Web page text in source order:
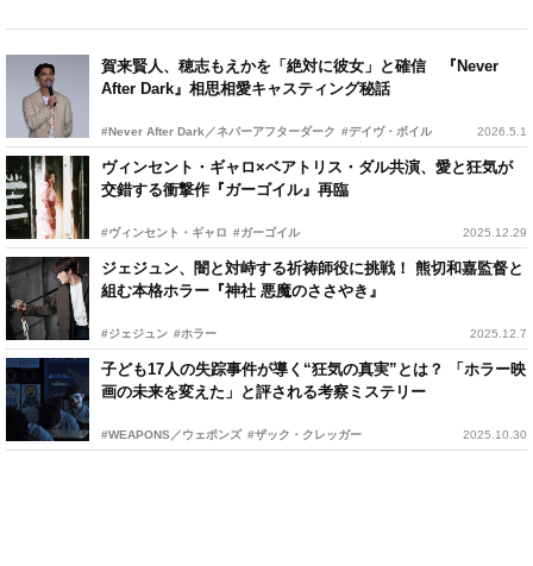
賀来賢人、穂志もえかを「絶対に彼女」と確信 『Never
After Dark』相思相愛キャスティング秘話
#Never After Dark／ネバーアフターダーク #デイヴ・ボイル 2026.5.1
ヴィンセント・ギャロ×ベアトリス・ダル共演、愛と狂気が
交錯する衝撃作『ガーゴイル』再臨
#ヴィンセント・ギャロ #ガーゴイル 2025.12.29
ジェジュン、闇と対峙する祈祷師役に挑戦！ 熊切和嘉監督と
組む本格ホラー『神社 悪魔のささやき』
#ジェジュン #ホラー 2025.12.7
子ども17人の失踪事件が導く“狂気の真実”とは？ 「ホラー映
画の未来を変えた」と評される考察ミステリー
#WEAPONS／ウェポンズ #ザック・クレッガー 2025.10.30